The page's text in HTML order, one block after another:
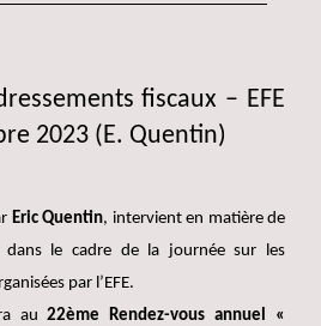
fiscaux – EFE
2023 (E. Quentin)
Eric Quentin, intervient en matière de
dans le cadre de la journée sur les
par l’EFE.
au 22ème Rendez-vous annuel «